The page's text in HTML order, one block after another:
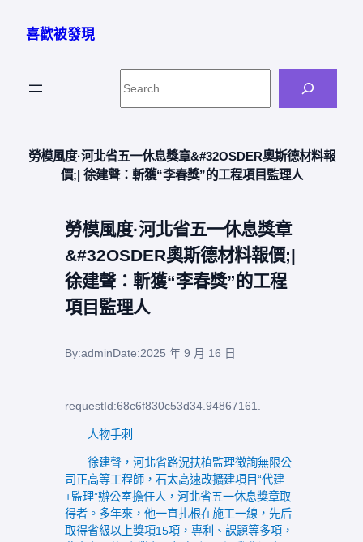
喜歡被發現
勞模風度·河北省五一休息獎章&#32OSDER奧斯德材料報
價;| 徐建聲：斬獲“李春獎”的工程項目監理人
勞模風度·河北省五一休息獎章
&#32OSDER奧斯德材料報價;|
徐建聲：斬獲“李春獎”的工程
項目監理人
By:adminDate:2025 年 9 月 16 日
requestId:68c6f830c53d34.94867161.
人物手刺
徐建聲，河北省路況扶植監理徵詢無限公
司正高等工程師，石太高速改擴建項目“代建
+監理”辦公室擔任人，河北省五一休息獎章取
得者。多年來，他一直扎根在施工一線，先后
取得省級以上獎項15項，專利、課題等多項，